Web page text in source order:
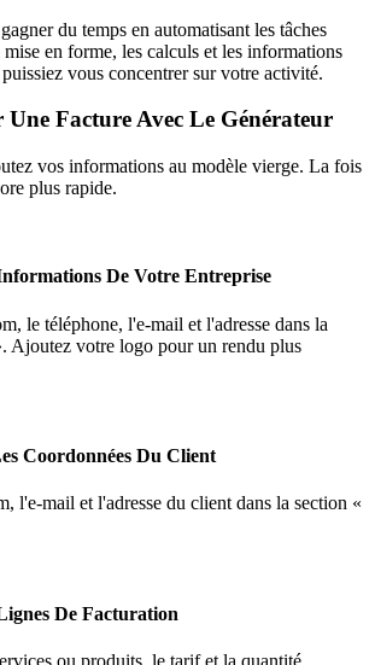
du temps en automatisant les tâches
en forme, les calculs et les informations
vous concentrer sur votre activité.
Une Facture Avec Le Générateur
vos informations au modèle vierge. La fois
plus rapide.
De Votre Entreprise
le téléphone, l'e-mail et l'adresse dans la
Ajoutez votre logo pour un rendu plus
Coordonnées Du Client
l'e-mail et l'adresse du client dans la section «
De Facturation
ou produits, le tarif et la quantité.